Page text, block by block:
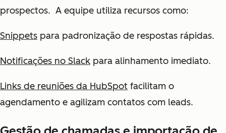
prospectos. A equipe utiliza recursos como:
Snippets para padronização de respostas rápidas.
Notificações no Slack para alinhamento imediato.
Links de reuniões da HubSpot facilitam o
agendamento e agilizam contatos com leads.